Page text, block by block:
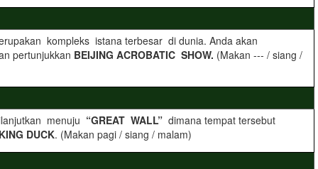
kompleks istana terbesar di dunia. Anda akan
pertunjukkan BEIJING ACROBATIC SHOW. (Makan --- / siang /
menuju “GREAT WALL” dimana tempat tersebut
DUCK. (Makan pagi / siang / malam)